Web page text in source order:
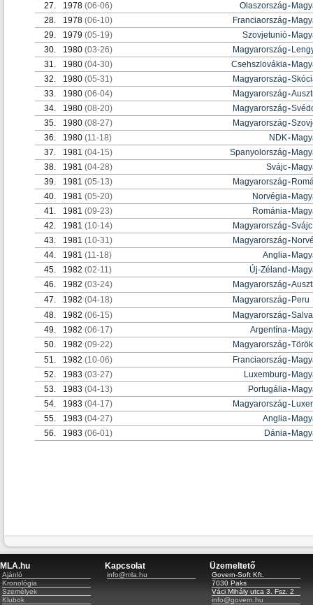
27.
1978 (06-06) Olaszország-
28.
1978 (06-10) Franciaország-
29.
1979 (05-19) Szovjetunió-
30.
1980 (03-26) Magyarország-
31.
1980 (04-30) Csehszlovákia-
32.
1980 (05-31) Magyarország-
33.
1980 (06-04) Magyarország-
34.
1980 (08-20) Magyarország-
35.
1980 (08-27) Magyarország-
36.
1980 (11-18) NDK-
37.
1981 (04-15) Spanyolország-
38.
1981 (04-28) Svájc-
39.
1981 (05-13) Magyarország-
40.
1981 (05-20) Norvégia-
41.
1981 (09-23) Románia-
42.
1981 (10-14) Magyarország-Svájc
43.
1981 (10-31) Magyarország-
44.
1981 (11-18) Anglia-
45.
1982 (02-11) Új-Zéland -
46.
1982 (03-24) Magyarország-
47.
1982 (04-18) Magyarország- Peru
48.
1982 (06-15) Magyarország-
49.
1982 (06-17) Argentína-
50.
1982 (09-22) Magyarország-
51.
1982 (10-06) Franciaország-
52.
1983 (03-27) Luxemburg-
53.
1983 (04-13) Portugália-
54.
1983 (04-17) Magyarország-
55.
1983 (04-27) Anglia-
56.
1983 (06-01) Dánia-
MLA.hu
Ajánló
Kronológia
Személyek
Klubok
Kapcsolat
info@mla.hu
Üzemeltető
Govern-Soft Kft.
7030 Paks
Váci Mihály utca 3. Fsz. 2
info@govern.hu